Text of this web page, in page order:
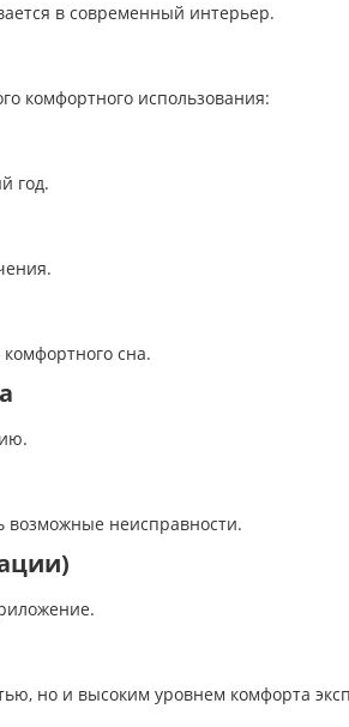
в современный интерьер.
комфортного использования:
год.
сна.
возможные неисправности.
но и высоким уровнем комфорта